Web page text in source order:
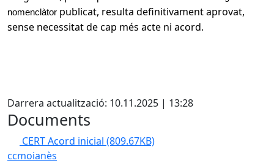
nomenclàtor publicat, resulta definitivament aprovat,
sense necessitat de cap més acte ni acord.
Darrera actualització: 10.11.2025 | 13:28
Documents
CERT Acord inicial (809.67KB)
ccmoianès